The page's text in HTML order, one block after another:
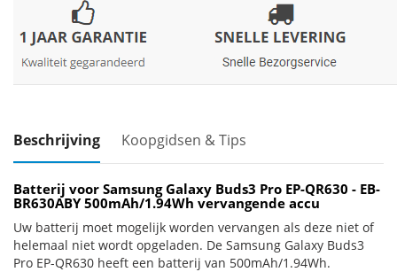
Beschrijving Koopgidsen & Tips
Batterij voor Samsung Galaxy Buds3 Pro EP-QR630 - EB-
BR630ABY 500mAh/1.94Wh vervangende accu
Uw batterij moet mogelijk worden vervangen als deze niet of
helemaal niet wordt opgeladen. De Samsung Galaxy Buds3
Pro EP-QR630 heeft een batterij van 500mAh/1.94Wh.